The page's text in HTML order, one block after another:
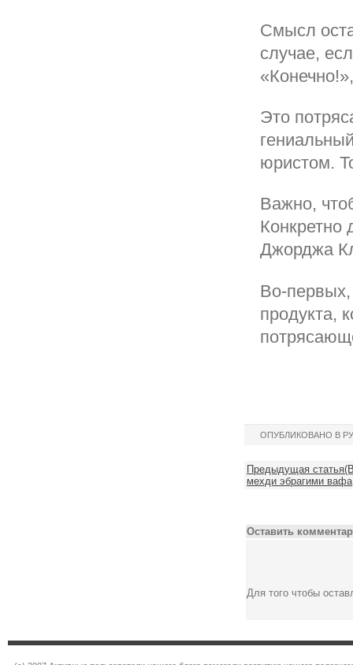
Смысл
случае,
Это
юристом.
Важно,
Конкретно
Джорджа
Во-
продукта,
ОПУБЛИКОВАНО В
Предыдущая
мехди эбрагими
Оставить
Для того чтобы